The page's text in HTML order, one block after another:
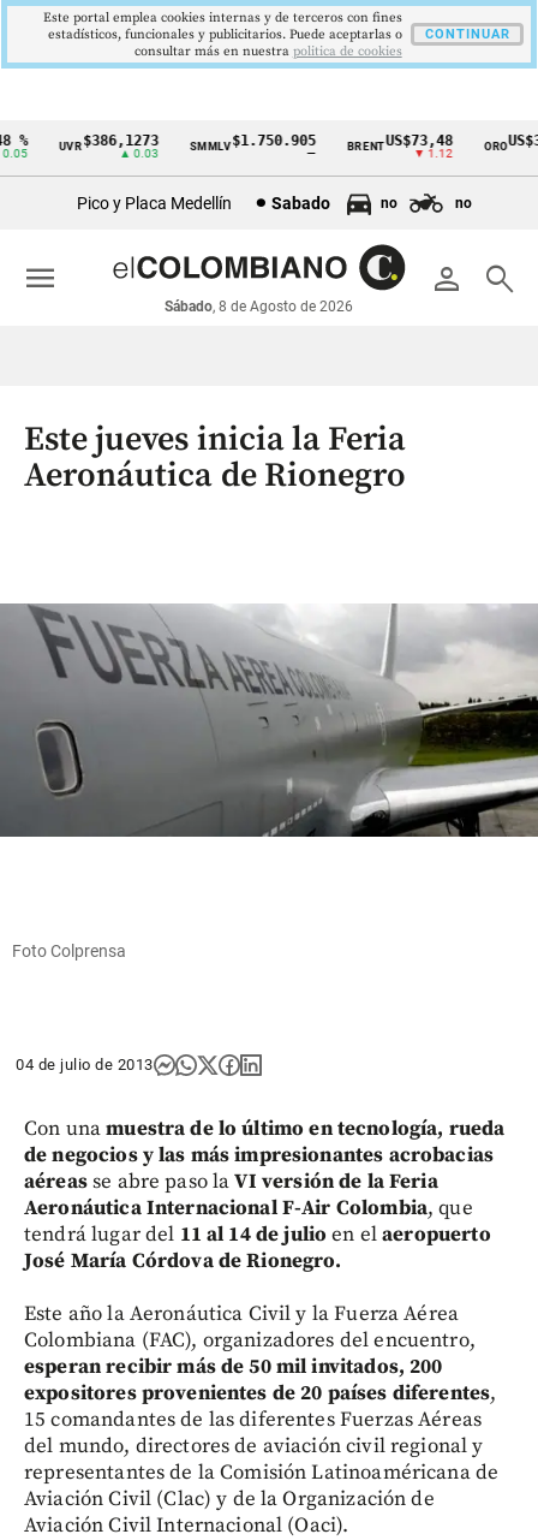
Cintillo
económicos
Colombia
UVR$386,1273
▲ 0.03
SMMLV$1.750.905 BRENTUS$73,48
▼ 1.12
ORO
Pico y Placa Medellín Sabado no no
person search
Sábado, 8 de Agosto de 2026
menu
Este jueves inicia la Feria
Aeronáutica de Rionegro
Foto Colprensa
04 de julio de 2013
Con unamuestra de lo último en tecnología, rueda
de negocios y las más impresionantes acrobacias
aéreasse abre paso laVI versión de la Feria
Aeronáutica Internacional F-Air Colombia, que
tendrá lugar del 11 al 14 de julio en elaeropuerto
José María Córdova de Rionegro.
Este año la Aeronáutica Civil y la Fuerza Aérea
Colombiana (FAC), organizadores del encuentro,
esperan recibir más de 50 mil invitados, 200
expositores provenientes de 20 países diferentes,
15 comandantes de las diferentes Fuerzas Aéreas
del mundo, directores de aviación civil regional y
representantes de la Comisión Latinoaméricana de
Aviación Civil (Clac) y de la Organización de
Aviación Civil Internacional (Oaci).
Este portal emplea cookies internas y de terceros con fines
estadísticos, funcionales y publicitarios. Puede aceptarlas o
consultar más en nuestra politica de cookies
CONTINUAR